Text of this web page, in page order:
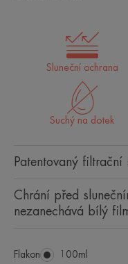
Sluneční ochrana
Suchý na dotek
Patentovaný filtrační
Chrání před
nezanechává bílý
Flakon Flakon
100ml